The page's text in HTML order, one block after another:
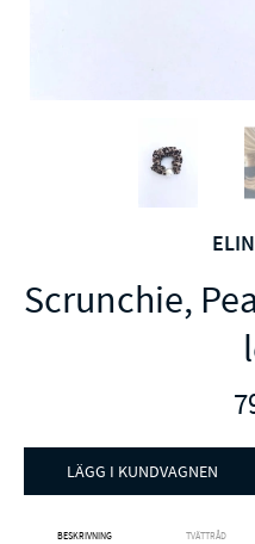
Scrunchie,
LÄGG I KUNDVAGNEN
BESKRIVNING TVÄTTRÅD